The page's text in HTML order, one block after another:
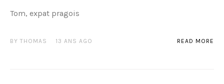
Tom, expat pragois
BYTHOMAS 13 ANS AGO READ MORE